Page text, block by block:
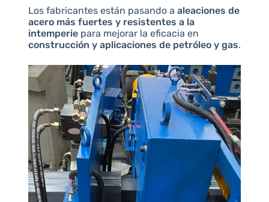
Los fabricantes están pasando a aleaciones de
acero más fuertes y resistentes a la
intemperiepara mejorar la eficacia en
construcción y aplicaciones de petróleo y gas.